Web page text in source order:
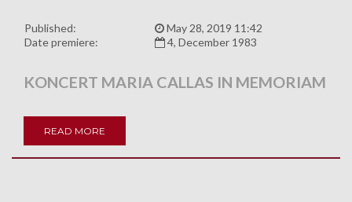
Published:
May 28, 2019 11:42
Date premiere:
4, December 1983
KONCERT MARIA CALLAS IN MEMORIAM
READ MORE